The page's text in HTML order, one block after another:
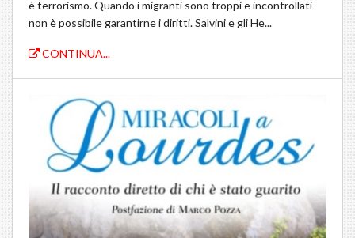
è terrorismo. Quando i migranti sono troppi e incontrollati
non è possibile garantirne i diritti. Salvini e gli He...
CONTINUA...